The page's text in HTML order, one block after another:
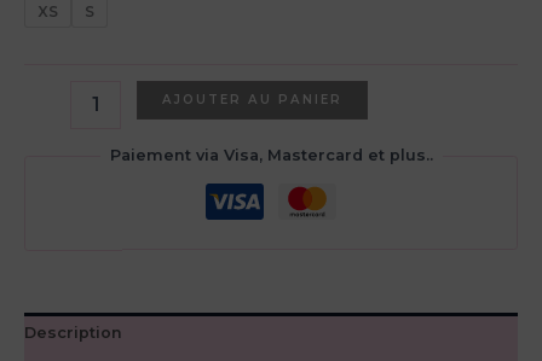
XS S
quantité
bouddhiste
AJOUTER AU PANIER
Paiement via Visa, Mastercard et plus..
Description